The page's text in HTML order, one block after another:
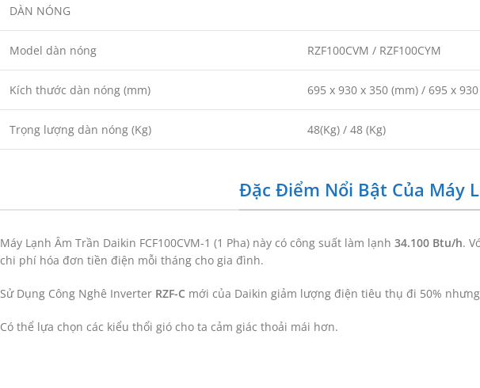
DÀN NÓNG
Model dàn nóng RZF100CVM / RZF100CYM
Kích thước dàn nóng (mm) 695 x 930 x 350 (mm) / 695 x
Trọng lượng dàn nóng (Kg) 48(Kg) / 48 (Kg)
Đặc Điểm Nổi Bật Của Máy
Máy Lạnh Âm Trần Daikin FCF100CVM-1 (1 Pha) này có công suất làm lạnh 34.100 Btu/h.
chi phí hóa đơn tiền điện mỗi tháng cho gia đình.
Sử Dụng Công Nghê Inverter RZF-C mới của Daikin giảm lượng điện tiêu thụ đi 50%
Có thể lựa chọn các kiểu thổi gió cho ta cảm giác thoải mái hơn.